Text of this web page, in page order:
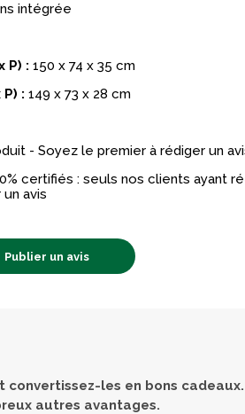
intégrée
P) : 150 x 74 x 35 cm
: 149 x 73 x 28 cm
- Soyez le premier à rédiger un
certifiés : seuls nos clients ayant
avis
Publier un avis
convertissez-les en bons cadeaux.
autres avantages.